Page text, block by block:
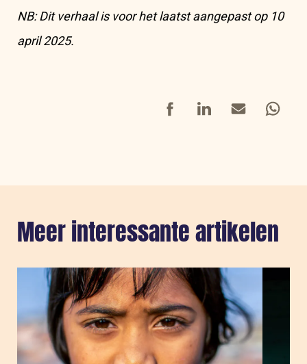
NB: Dit verhaal is voor het laatst aangepast op 10
april 2025.
FacebookLinkedInMail
Meer interessante artikelen
Sla carousel over